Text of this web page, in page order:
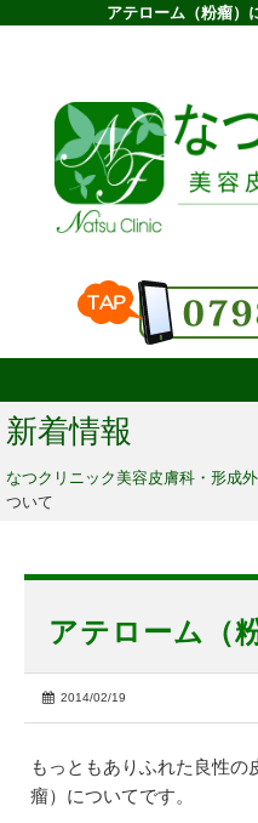
アテローム（粉瘤）
新着情報
なつクリニック美容皮膚科・形成
ついて
アテローム（
2014/02/19
もっともありふれた良性
瘤）についてです。